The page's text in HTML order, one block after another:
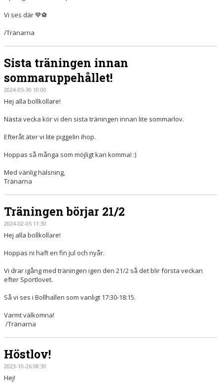
Vi ses där 💙⚽️
/Tränarna
Sista träningen innan
sommaruppehållet!
2024-05-30 10:00
Hej alla bollkollare!
Nästa vecka kör vi den sista träningen innan lite sommarlov.
Efteråt äter vi lite piggelin ihop.
Hoppas så många som möjligt kan komma! :)
Med vänlig hälsning,
Tränarna
Träningen börjar 21/2
2024-02-05 11:30
Hej alla bollkollare!
Hoppas ni haft en fin jul och nyår.
Vi drar igång med träningen igen den 21/2 så det blir första veckan
efter Sportlovet.
Så vi ses i Bollhallen som vanligt 17:30-18:15.
Varmt välkomna!
/Tränarna
Höstlov!
2023-10-26 08:30
Hej!